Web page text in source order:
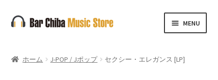
ナ
ビ
ー
コ
ン
ン
MENU
ホーム J-POP / Jポップ セクシー・エレガンス [LP]